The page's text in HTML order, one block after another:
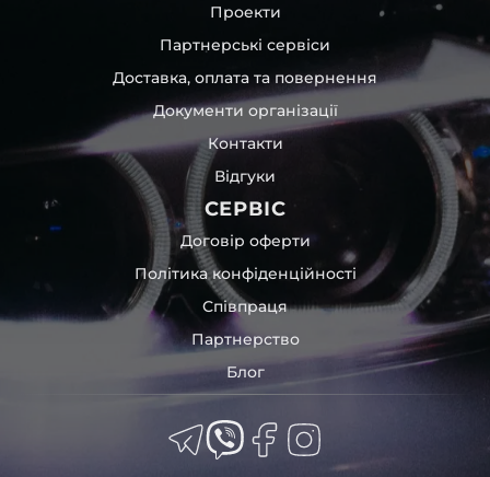
Проекти
Партнерські сервіси
Доставка, оплата та повернення
Документи організації
Контакти
Відгуки
СЕРВІС
Договір оферти
Політика конфіденційності
Співпраця
Партнерство
Блог